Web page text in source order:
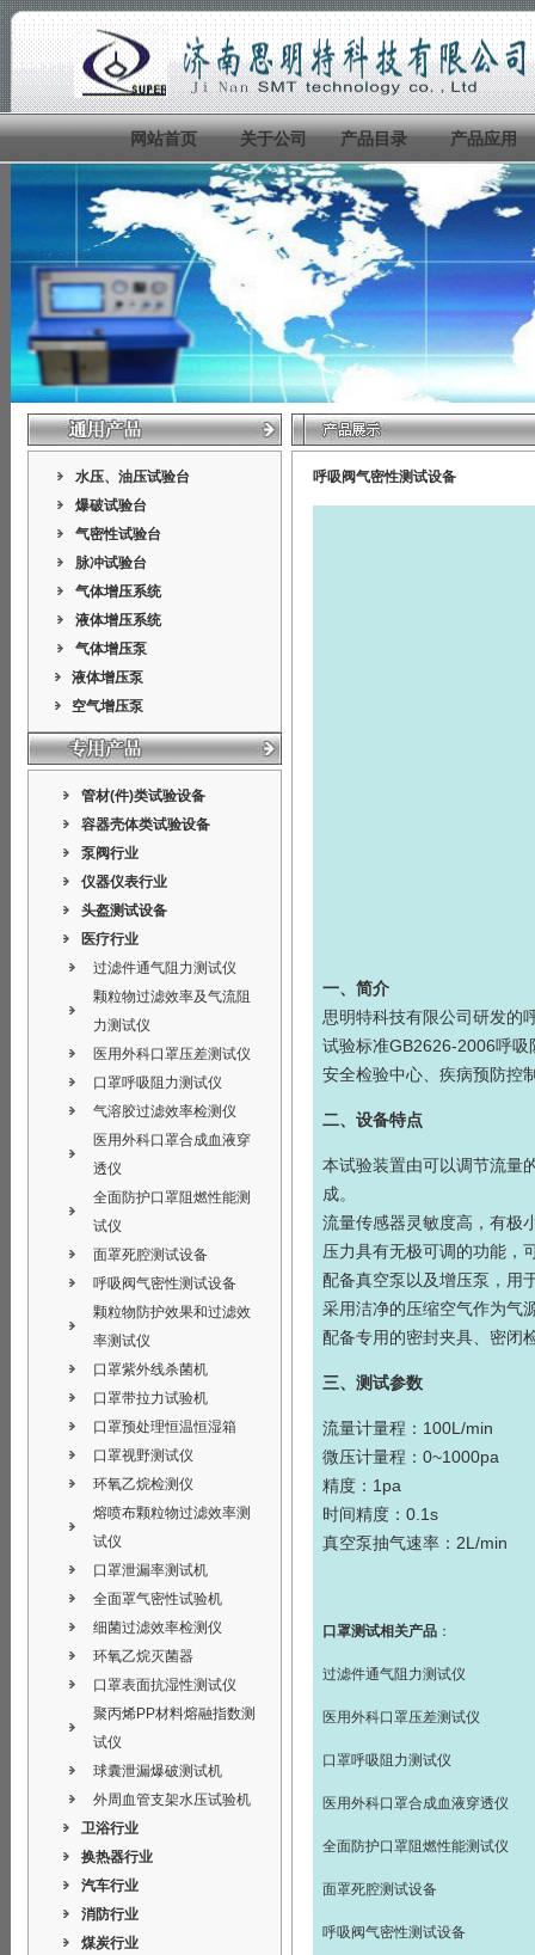
网站首页 关于公司 产品目录 产品应用
水压、油压试验台
爆破试验台
气密性试验台
脉冲试验台
气体增压系统
液体增压系统
气体增压泵
液体增压泵
空气增压泵
管材(件)类试验设备
容器壳体类试验设备
泵阀行业
仪器仪表行业
头盔测试设备
医疗行业
过滤件通气阻力测试仪
颗粒物过滤效率及气流阻
力测试仪
医用外科口罩压差测试仪
口罩呼吸阻力测试仪
气溶胶过滤效率检测仪
医用外科口罩合成血液穿
透仪
全面防护口罩阻燃性能测
试仪
面罩死腔测试设备
呼吸阀气密性测试设备
颗粒物防护效果和过滤效
率测试仪
口罩紫外线杀菌机
口罩带拉力试验机
口罩预处理恒温恒湿箱
口罩视野测试仪
环氧乙烷检测仪
熔喷布颗粒物过滤效率测
试仪
口罩泄漏率测试机
全面罩气密性试验机
细菌过滤效率检测仪
环氧乙烷灭菌器
口罩表面抗湿性测试仪
聚丙烯PP材料熔融指数测
试仪
球囊泄漏爆破测试机
外周血管支架水压试验机
卫浴行业
换热器行业
汽车行业
消防行业
煤炭行业
呼吸阀气密性测试设备
一、简介
思明特科技有限公司研发的
试验标准GB2626-2006呼吸
安全检验中心、疾病预防控
二、设备特点
本试验装置由可以调节流量
成。
流量传感器灵敏度高，有极
压力具有无极可调的功能，
配备真空泵以及增压泵，用
采用洁净的压缩空气作为气
配备专用的密封夹具、密闭
三、测试参数
流量计量程：100L/min
微压计量程：0~1000pa
精度：1pa
时间精度：0.1s
真空泵抽气速率：2L/min
口罩测试相关产品：
过滤件通气阻力测试仪
医用外科口罩压差测试仪
口罩呼吸阻力测试仪
医用外科口罩合成血液穿透仪
全面防护口罩阻燃性能测试仪
面罩死腔测试设备
呼吸阀气密性测试设备